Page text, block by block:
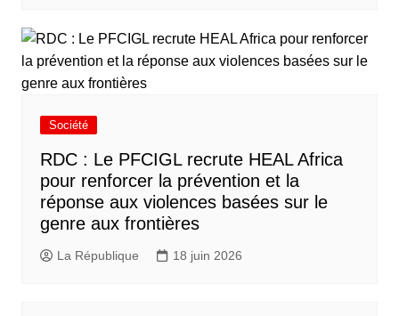
Société
RDC : Le PFCIGL recrute HEAL Africa
pour renforcer la prévention et la
réponse aux violences basées sur le
genre aux frontières
La République 18 juin 2026